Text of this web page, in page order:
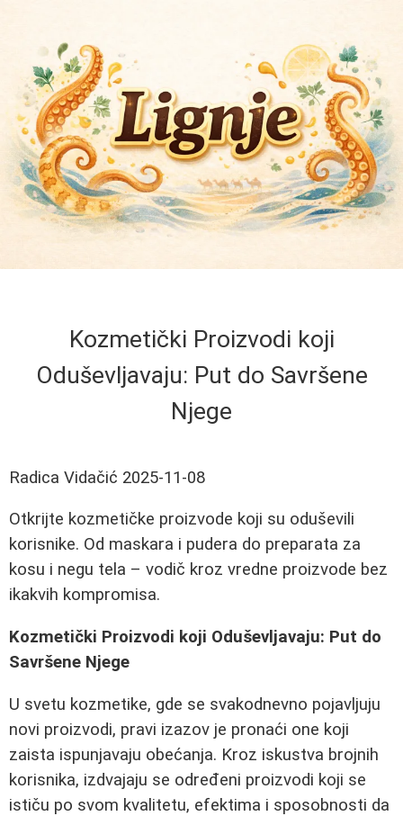
Kozmetički Proizvodi koji
Oduševljavaju: Put do Savršene
Njege
Radica Vidačić 2025-11-08
Otkrijte kozmetičke proizvode koji su oduševili
korisnike. Od maskara i pudera do preparata za
kosu i negu tela – vodič kroz vredne proizvode bez
ikakvih kompromisa.
Kozmetički Proizvodi koji Oduševljavaju: Put do
Savršene Njege
U svetu kozmetike, gde se svakodnevno pojavljuju
novi proizvodi, pravi izazov je pronaći one koji
zaista ispunjavaju obećanja. Kroz iskustva brojnih
korisnika, izdvajaju se određeni proizvodi koji se
ističu po svom kvalitetu, efektima i sposobnosti da